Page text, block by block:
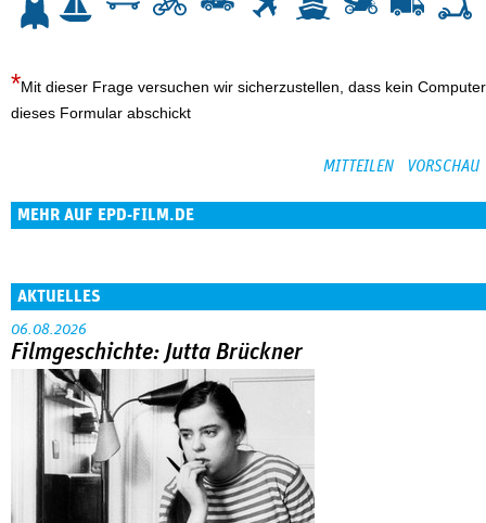
Mit dieser Frage versuchen wir sicherzustellen, dass kein Computer
dieses Formular abschickt
MEHR AUF EPD-FILM.DE
AKTUELLES
06.08.2026
Filmgeschichte: Jutta Brückner